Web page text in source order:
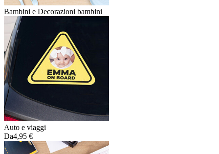
Bambini e Decorazioni bambini
Auto e viaggi
Da4,95 €